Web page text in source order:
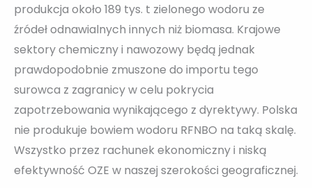
produkcja około 189 tys. t zielonego wodoru ze
źródeł odnawialnych innych niż biomasa. Krajowe
sektory chemiczny i nawozowy będą jednak
prawdopodobnie zmuszone do importu tego
surowca z zagranicy w celu pokrycia
zapotrzebowania wynikającego z dyrektywy. Polska
nie produkuje bowiem wodoru RFNBO na taką skalę.
Wszystko przez rachunek ekonomiczny i niską
efektywność OZE w naszej szerokości geograficznej.